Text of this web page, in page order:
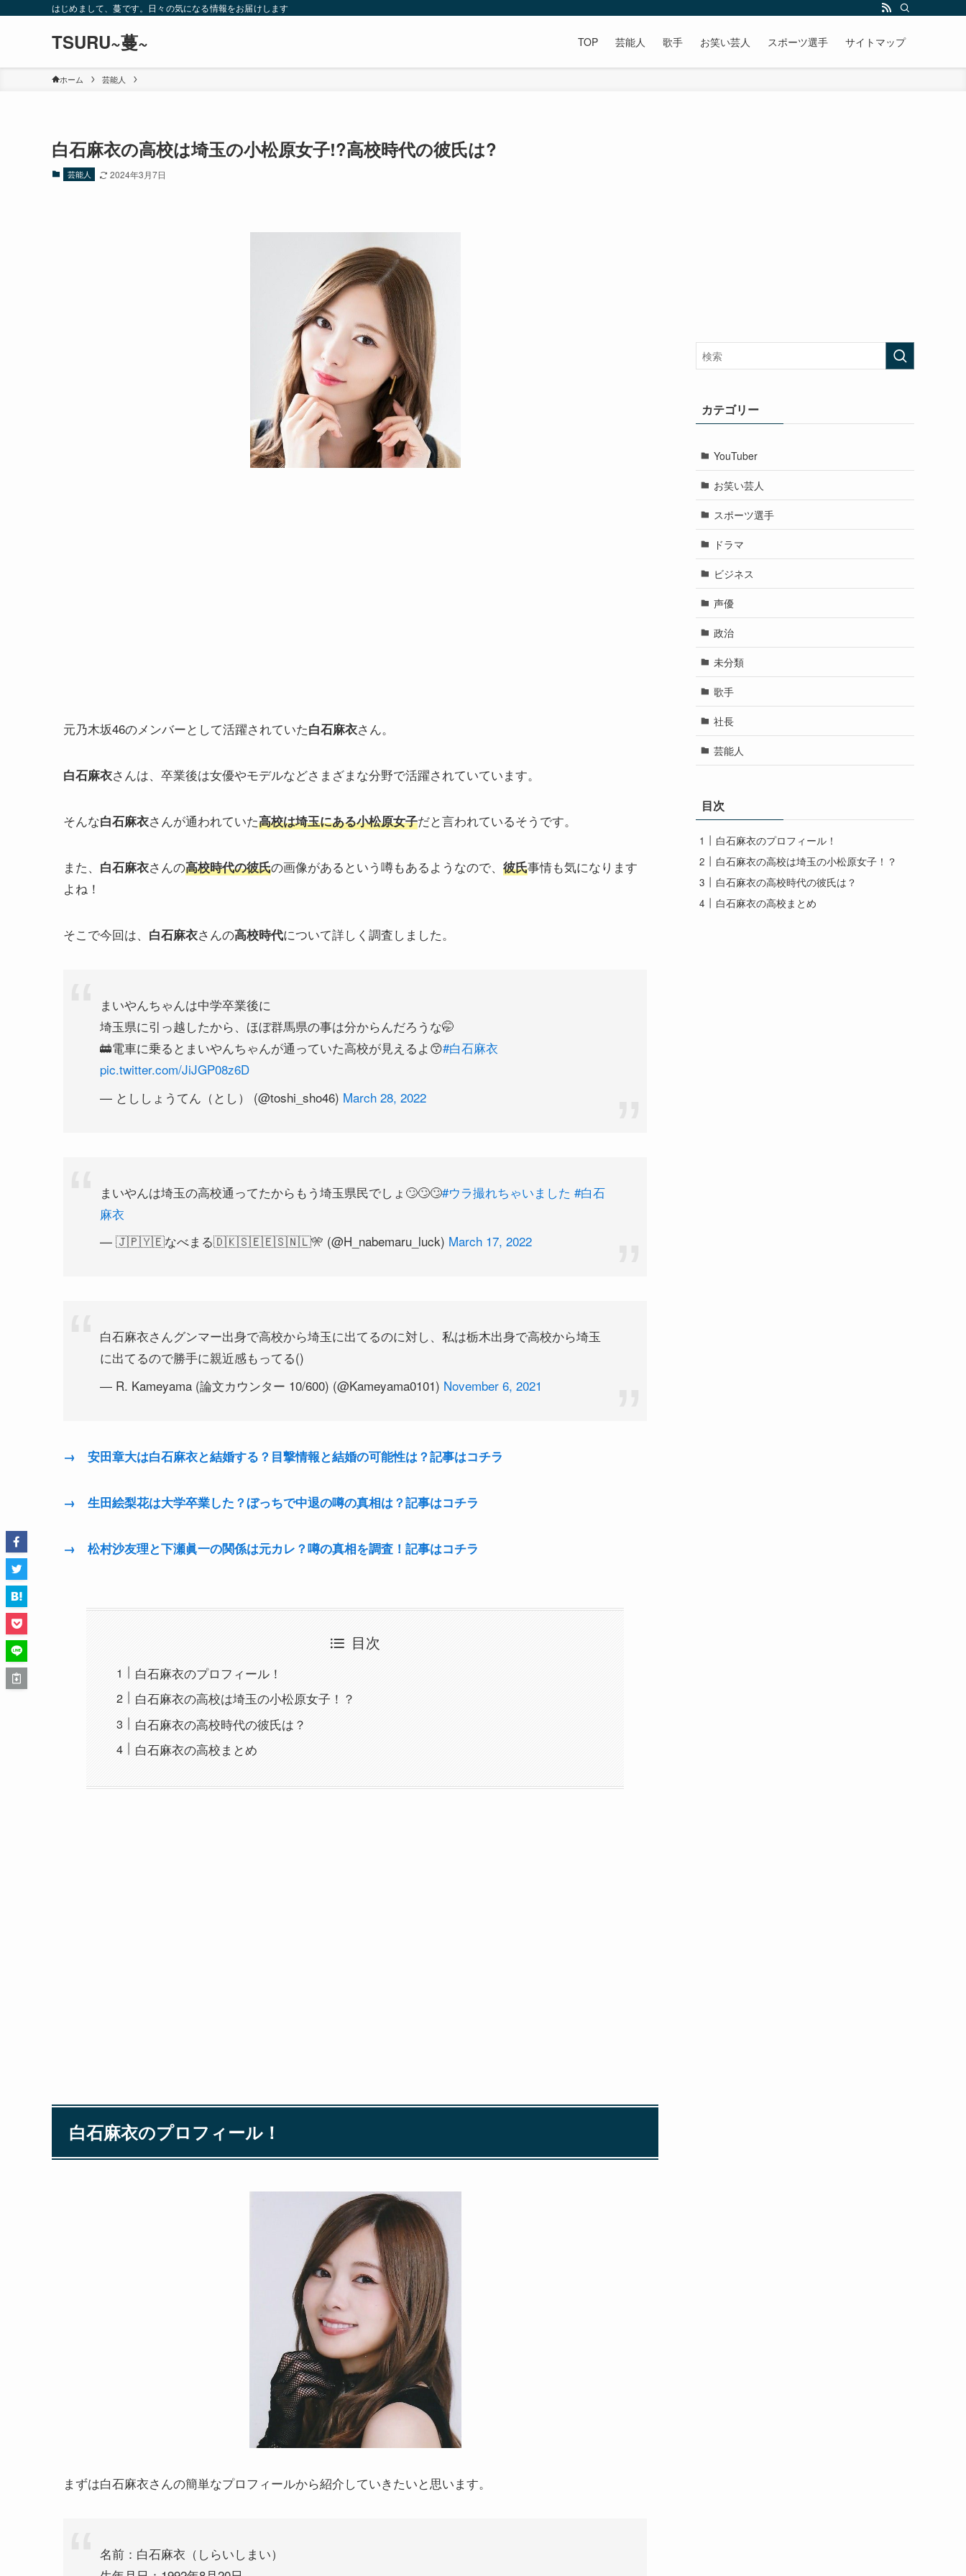
はじめまして、蔓です。日々の気になる情報をお届けします
TSURU~蔓~ TOP 芸能人 歌手 お笑い芸人 スポーツ選手 サイトマップ
ホーム 芸能人
白石麻衣の高校は埼玉の小松原女子!?高校時代の彼氏は?
芸能人 2024年3月7日
元乃木坂46のメンバーとして活躍されていた白石麻衣さん。
白石麻衣さんは、卒業後は女優やモデルなどさまざまな分野で活躍されていています。
そんな白石麻衣さんが通われていた高校は埼玉にある小松原女子だと言われているそうです。
また、 白石麻衣さんの高校時代の彼氏の画像があるという噂もあるようなので、 彼氏事情も気になります
よね！
そこで今回は、 白石麻衣さんの高校時代について詳しく調査しました。
まいやんちゃんは中学卒業後に
埼玉県に引っ越したから、ほぼ群馬県の事は分からんだろうな🤭
🚋電車に乗るとまいやんちゃんが通っていた高校が見えるよ😙#白石麻衣
pic.twitter.com/JiJGP08z6D
— とししょうてん（とし） (@toshi_sho46) March 28, 2022
まいやんは埼玉の高校通ってたからもう埼玉県民でしょ🙄🙄🙄#ウラ撮れちゃいました #白石
麻衣
— 🇯🇵🇾🇪なべまる🇩🇰🇸🇪🇪🇸🇳🇱🎌 (@H_nabemaru_luck) March 17, 2022
白石麻衣さんグンマー出身で高校から埼玉に出てるのに対し、私は栃木出身で高校から埼玉
に出てるので勝手に親近感もってる()
— R. Kameyama (論文カウンター 10/600) (@Kameyama0101) November 6, 2021
→ 安田章大は白石麻衣と結婚する？目撃情報と結婚の可能性は？記事はコチラ
→ 生田絵梨花は大学卒業した？ぼっちで中退の噂の真相は？記事はコチラ
→ 松村沙友理と下瀬眞一の関係は元カレ？噂の真相を調査！記事はコチラ
目次
白石麻衣のプロフィール！
白石麻衣の高校は埼玉の小松原女子！？
白石麻衣の高校時代の彼氏は？
白石麻衣の高校まとめ
白石麻衣のプロフィール！
まずは白石麻衣さんの簡単なプロフィールから紹介していきたいと思います。
名前：白石麻衣（しらいしまい）
カテゴリー
YouTuber
お笑い芸人
スポーツ選手
ドラマ
ビジネス
声優
政治
未分類
歌手
社長
芸能人
目次
白石麻衣のプロフィール！
白石麻衣の高校は埼玉の小松原女子！？
白石麻衣の高校時代の彼氏は？
白石麻衣の高校まとめ